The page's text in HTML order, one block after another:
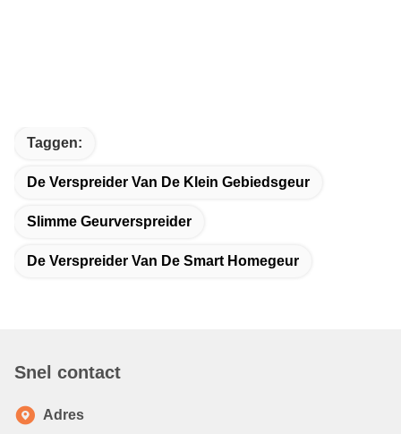
Taggen:
De Verspreider Van De Klein Gebiedsgeur
Slimme Geurverspreider
De Verspreider Van De Smart Homegeur
Snel contact
Adres